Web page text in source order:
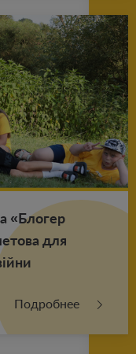
«Бло­гер
для
Подробнее